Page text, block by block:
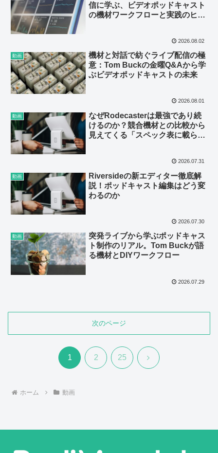
信に学ぶ、ビデオポッドキャスト
の機材ワークフローと実践のヒン
2026.08.02
動画
機材と対話で紡ぐライブ配信の極
意：Tom Buckの金曜Q&Aから学
ぶビデオポッドキャストの未来
2026.08.01
動画
なぜRodecasterは最強であり続
けるのか？競合機材との比較から
見えてくる「スペック表に載らな
2026.07.31
動画
Riversideの新エディター徹底解
説！ポッドキャスト編集はどう変
わるのか
2026.07.30
動画
突発ライブから学ぶポッドキャス
ト制作のリアル。Tom Buckが語
る機材とDIYワークフロー
2026.07.29
次のページ
1 2 25 次
ホーム 動画